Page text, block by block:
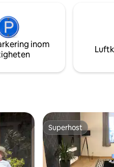
till
+ 1
inom
Superhost
Superhost